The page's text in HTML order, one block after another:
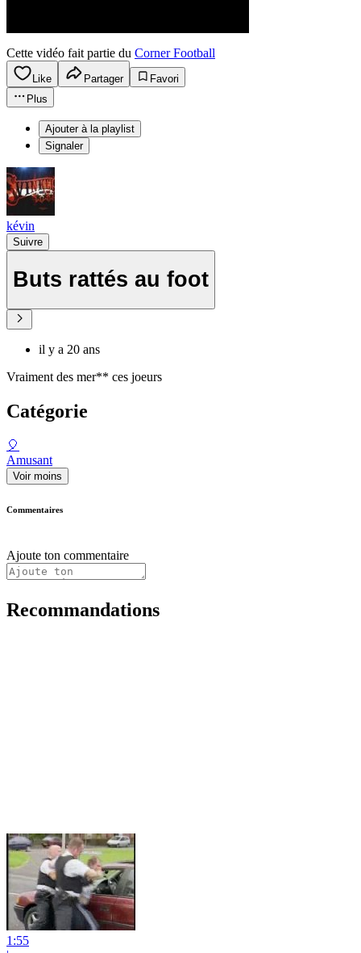
Cette vidéo fait partie du Corner Football
Like Partager
Favori
Plus
Ajouter à la playlist
Signaler
kévin
Suivre
Buts rattés au foot
il y a 20 ans
Vraiment des mer** ces joeurs
Catégorie
🎈
Amusant
Voir moins
Commentaires
Ajoute ton commentaire
Recommandations
1:55